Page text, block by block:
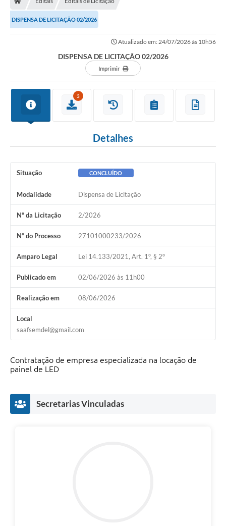
DISPENSA DE LICITAÇÃO 02/2026
Atualizado em: 24/07/2026 às 10h56
DISPENSA DE LICITAÇÃO 02/2026
Imprimir
3
Detalhes
Situação CONCLUÍDO
Modalidade Dispensa de Licitação
Nº da Licitação 2/2026
Nº do Processo 27101000233/2026
Amparo Legal Lei 14.133/2021, Art. 1º, § 2º
Publicado em 02/06/2026 às 11h00
Realização em 08/06/2026
Local
saafsemdel@gmail.com
Contratação de empresa especializada na locação de
painel de LED
Secretarias Vinculadas